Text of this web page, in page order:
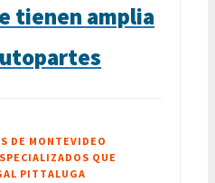
tienen amplia
DE MONTEVIDEO
QUE
PITTALUGA